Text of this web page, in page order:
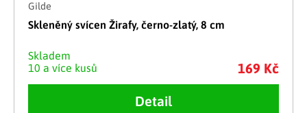
Gilde
Skleněný svícen Žirafy, černo-zlatý, 8 cm
Skladem
10 a více kusů
169 Kč
Detail